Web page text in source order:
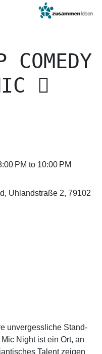
COMEDY
PM to 10:00 PM
Uhlandstraße 2, 79102
unvergessliche Stand-
Night ist ein Ort, an
Talent zeigen